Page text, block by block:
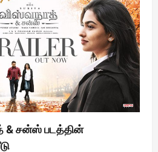
& சன்ஸ் படத்தின்